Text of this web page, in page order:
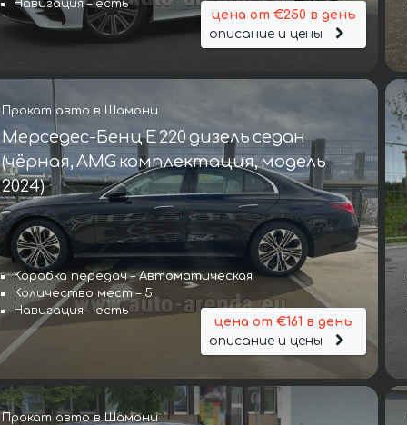
Навигация – есть
цена от €250 в день
описание и цены
Прокат авто в Шамони
Мерседес-Бенц E 220 дизель седан
(чёрная, AMG комплектация, модель
2024)
Коробка передач – Автоматическая
Количество мест – 5
Навигация – есть
цена от €161 в день
описание и цены
Прокат авто в Шамони